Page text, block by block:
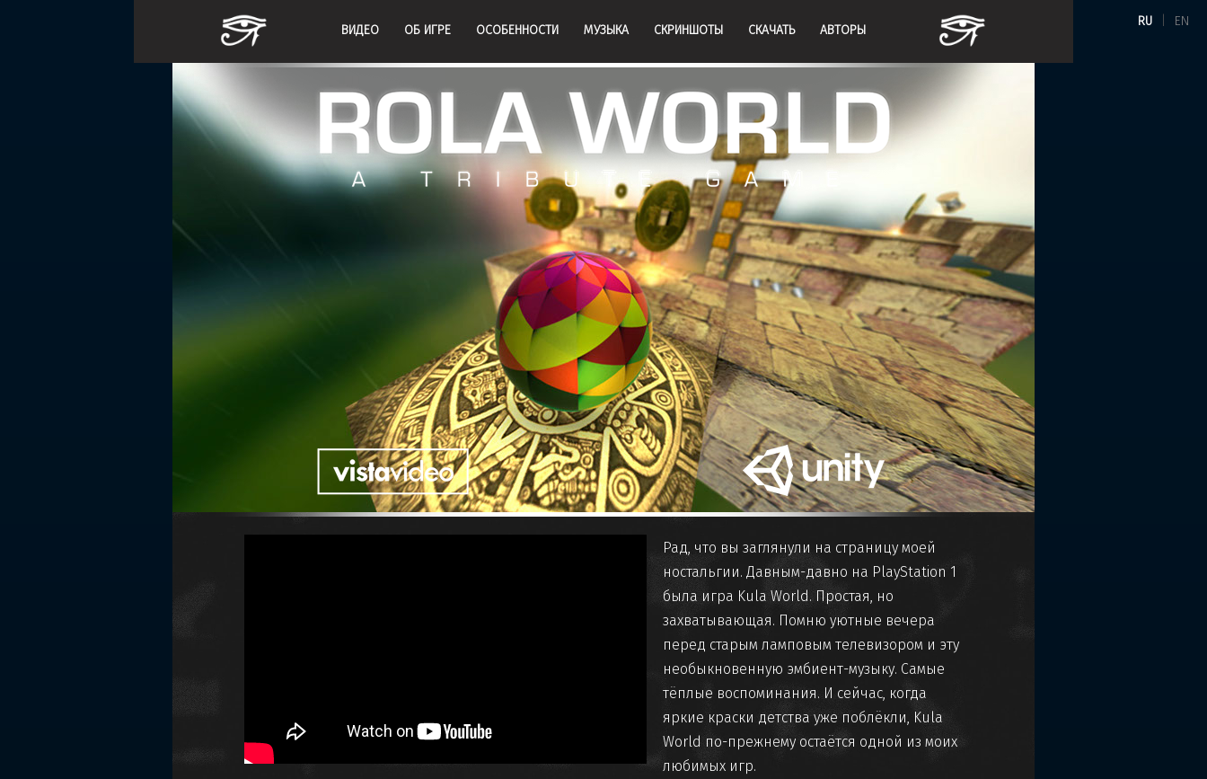
RU EN
Рад, что вы заглянули на страницу моей
ностальгии. Давным-давно на PlayStation 1
была игра Kula World. Простая, но
захватывающая. Помню уютные вечера
перед старым ламповым телевизором и эту
необыкновенную эмбиент-музыку. Самые
тёплые воспоминания. И сейчас, когда
яркие краски детства уже поблёкли, Kula
World по-прежнему остаётся одной из моих
любимых игр.
ВИДЕО ОБ ИГРЕ ОСОБЕННОСТИ МУЗЫКА СКРИНШОТЫ СКАЧАТЬ АВТОРЫ